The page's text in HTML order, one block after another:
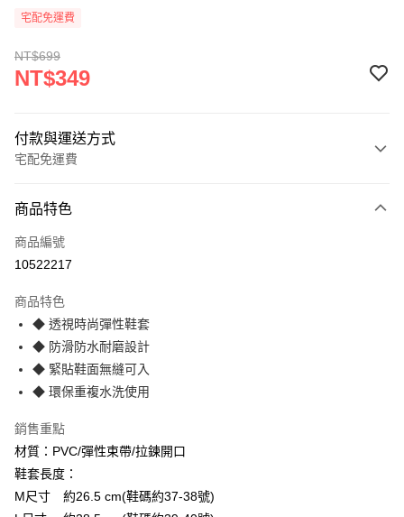
宅配免運費
NT$699
NT$349
付款與運送方式
宅配免運費
icash Pay
信用卡一次付款
3 期 0 利率 每期 NT$116
合作金庫商業銀行
華南商業銀行
國泰世華商業銀行
臺灣中小企業銀行
匯豐（台灣）商業銀行
聯邦商業銀行
元大商業銀行
玉山商業銀行
台新國際商業銀行
6 期 0 利率 每期NT$58
合作金庫商業銀行
華南商業銀行
國泰世華商業銀行
臺灣中小企業銀行
匯豐（台灣）商業銀行
聯邦商業銀行
元大商業銀行
12 期 0 利率 每期NT$29
合作金庫商業銀行
上海商業儲蓄銀行
國泰世華商業銀行
臺灣中小企業銀行
匯豐（台灣）商業銀行
聯邦商業銀行
數位禮券
LINE Pay
Apple Pay
街口支付
商品特色
商品編號
10522217
商品特色
◆ 透視時尚彈性鞋套
◆ 防滑防水耐磨設計
◆ 緊貼鞋面無縫可入
◆ 環保重複水洗使用
銷售重點
材質：PVC/彈性束帶/拉鍊開口
鞋套長度：
M尺寸 約26.5 cm(鞋碼約37-38號)